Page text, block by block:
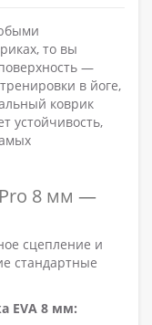
то вы
—
в йоге,
коврик
устойчивость,
Pro 8 мм —
сцепление и
стандартные
EVA 8 мм: